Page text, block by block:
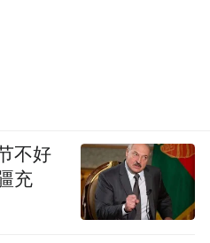
不好
充